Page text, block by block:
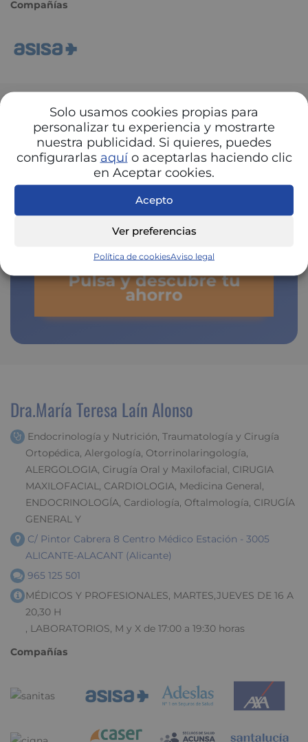
Solo usamos cookies propias para
personalizar tu experiencia y mostrarte
nuestra publicidad. Si quieres, puedes
configurarlas aquío aceptarlas haciendo clic
en Aceptar cookies.
Acepto
Ver preferencias
Política de cookiesAviso legal
Compañías
Ahorra dinero con un
seguro médico
de copagos limitados
Pulsa y descubre tu
ahorro
Dra.María Teresa Laín Alonso
Endocrinología y Nutrición, Traumatología y Cirugía
Ortopédica, Alergología, Otorrinolaringología,
ALERGOLOGIA, Cirugía Oral y Maxilofacial, CIRUGIA
MAXILOFACIAL, CARDIOLOGIA, Medicina General,
ENDOCRINOLOGÍA, Cardiología, Oftalmología, CIRUGÍA
GENERAL Y
C/ Pintor Cabrera 8 Centro Médico Estación - 3005
ALICANTE-ALACANT (Alicante)
965 125 501
MÉDICOS Y PROFESIONALES, MARTES,JUEVES DE 16 A
20,30 H
, LABORATORIOS, M y X de 17:00 a 19:30 horas
Compañías